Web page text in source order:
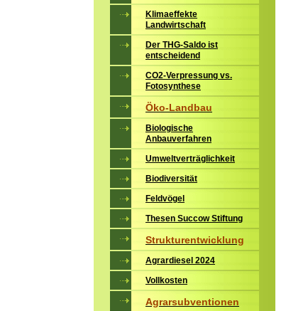
Klimaeffekte
Landwirtschaft
Der THG-Saldo ist
entscheidend
CO2-Verpressung vs.
Fotosynthese
Öko-Landbau
Biologische
Anbauverfahren
Umweltverträglichkeit
Biodiversität
Feldvögel
Thesen Succow Stiftung
Strukturentwicklung
Agrardiesel 2024
Vollkosten
Agrarsubventionen